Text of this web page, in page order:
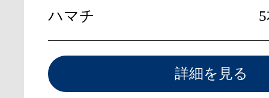
ハマチ
詳細を見る